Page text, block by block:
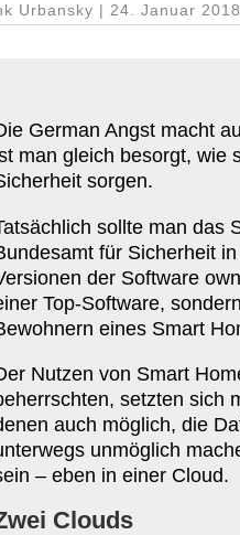
Urbansky | 24. Januar 2018
German Angst macht
man gleich besorgt, wie
sorgen.
sollte man das
für Sicherheit
der Software
Top-​Software,
eines Smart
Nutzen von Smart
setzten sich
auch möglich, die
unmöglich
– eben in einer Cloud.
Clouds